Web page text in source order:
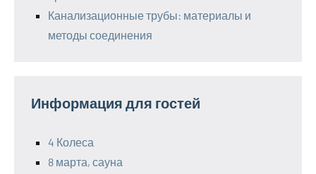
Канализационные трубы: материалы и
методы соединения
Информация для гостей
4 Колеса
8 марта, сауна